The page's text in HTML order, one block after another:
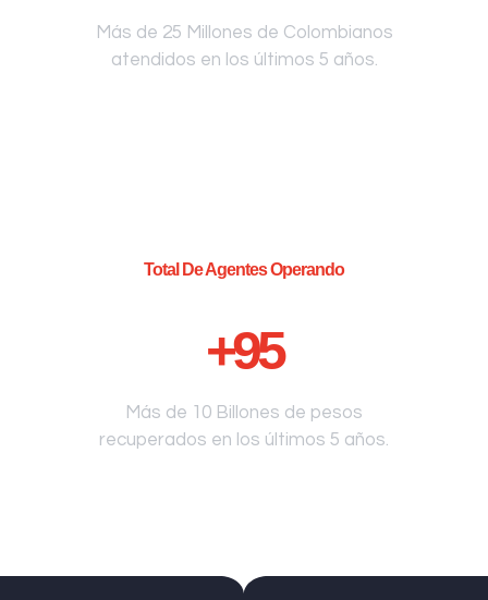
Más de 25 Millones de Colombianos
atendidos en los últimos 5 años.
Total De Agentes Operando
+95
Más de 10 Billones de pesos
recuperados en los últimos 5 años.